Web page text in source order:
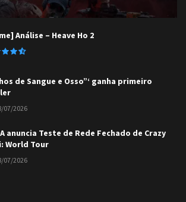
Análise – Heave Ho 2
de Sangue e Osso”‘ ganha primeiro
07/2026
anuncia Teste de Rede Fechado de Crazy
World Tour
07/2026